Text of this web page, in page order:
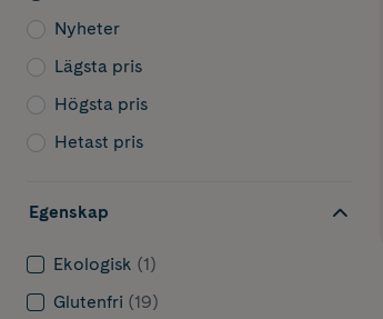
Nyheter
Lägsta pris
Högsta pris
Hetast pris
Egenskap
Ekologisk (1)
Glutenfri (19)